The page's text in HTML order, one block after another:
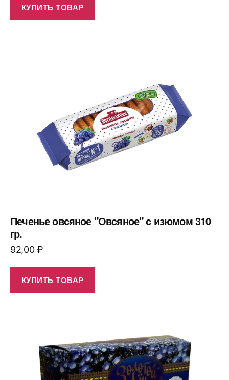
КУПИТЬ ТОВАР
Печенье овсяное "Овсяное" с изюмом 310
гр.
92,00₽
КУПИТЬ ТОВАР